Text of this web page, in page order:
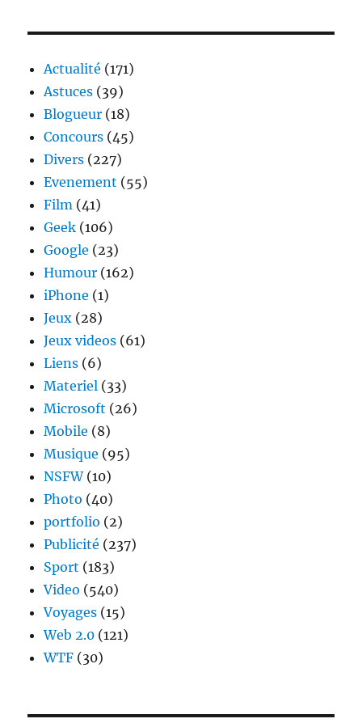
Actualité (171)
Astuces (39)
Blogueur (18)
Concours (45)
Divers (227)
Evenement (55)
Film (41)
Geek (106)
Google (23)
Humour (162)
iPhone (1)
Jeux (28)
Jeux videos (61)
Liens (6)
Materiel (33)
Microsoft (26)
Mobile (8)
Musique (95)
NSFW(10)
Photo (40)
portfolio (2)
Publicité (237)
Sport (183)
Video (540)
Voyages (15)
Web 2.0 (121)
WTF (30)